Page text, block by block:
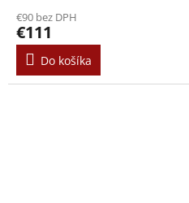
€90 bez DPH
€111
Do košíka